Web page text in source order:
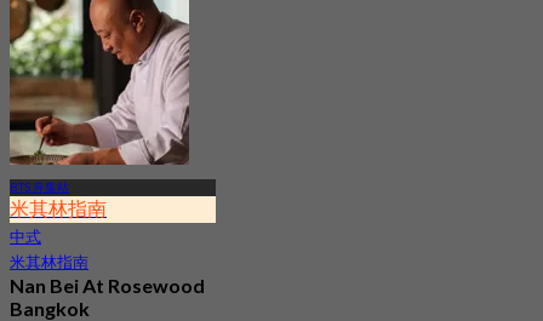
4.5
起฿ 595
BTS 奔集站
米其林指南
中式
米其林指南
Nan Bei At Rosewood
Bangkok